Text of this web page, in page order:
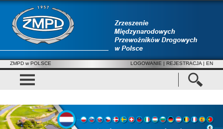
ZMPD w POLSCE LOGOWANIE | REJESTRACJA | EN